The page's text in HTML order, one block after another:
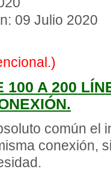
09 Julio 2020
A 200
común el
conexión,